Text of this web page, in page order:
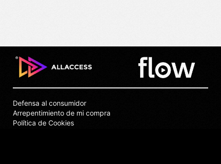
Política de Cookies
Arrepentimiento de mi compra
Defensa al consumidor